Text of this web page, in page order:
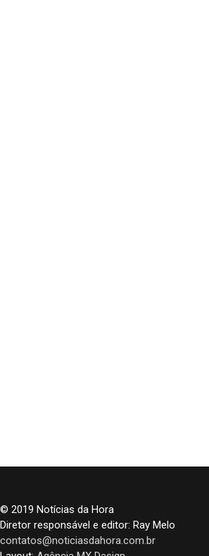
© 2019 Notícias da Hora
Diretor responsável e editor: Ray Melo
contatos@noticiasdahora.com.br